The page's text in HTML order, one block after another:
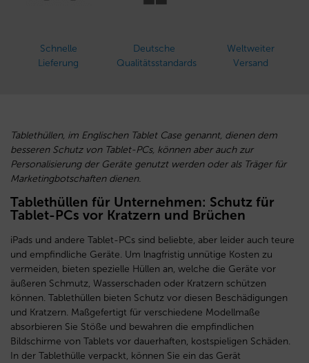
Schnelle
Lieferung
Deutsche
Qualitätsstandards
Weltweiter
Versand
Tablethüllen, im Englischen Tablet Case genannt, dienen dem
besseren Schutz von Tablet-PCs, können aber auch zur
Personalisierung der Geräte genutzt werden oder als Träger für
Marketingbotschaften dienen.
Tablethüllen für Unternehmen: Schutz für
Tablet-PCs vor Kratzern und Brüchen
iPads und andere Tablet-PCs sind beliebte, aber leider auch teure
und empfindliche Geräte. Um lnagfristig unnütige Kosten zu
vermeiden, bieten spezielle Hüllen an, welche die Geräte vor
äußeren Schmutz, Wasserschaden oder Kratzern schützen
können. Tablethüllen bieten Schutz vor diesen Beschädigungen
und Kratzern. Maßgefertigt für verschiedene Modellmaße
absorbieren Sie Stöße und bewahren die empfindlichen
Bildschirme von Tablets vor dauerhaften, kostspieligen Schäden.
In der Tablethülle verpackt, können Sie ein das Gerät